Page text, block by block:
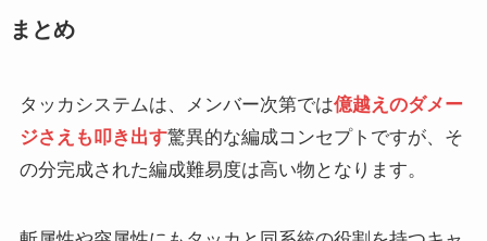
まとめ
タッカシステムは、メンバー次第では億越えのダメー
ジさえも叩き出す驚異的な編成コンセプトですが、そ
の分完成された編成難易度は高い物となります。